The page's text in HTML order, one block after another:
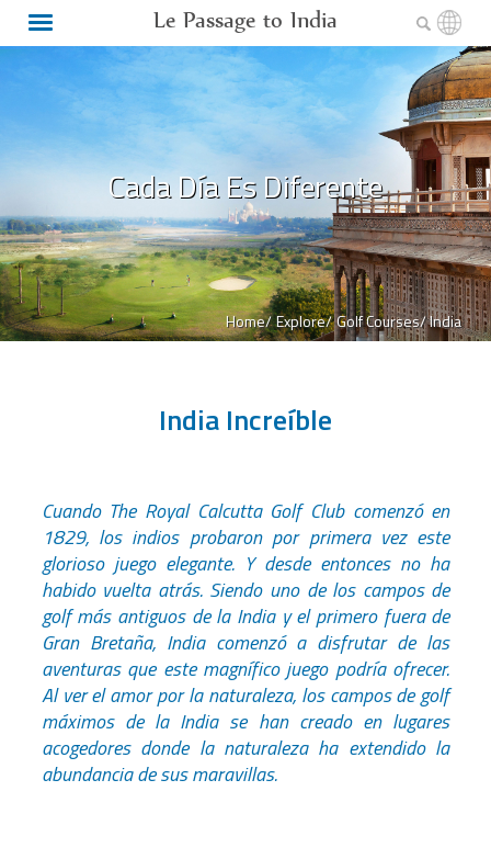
Le Passage to India
Home/Explore/Golf Courses/ India
Cada Día Es Diferente
India Increíble
Cuando The Royal Calcutta Golf Club comenzó en
1829, los indios probaron por primera vez este
glorioso juego elegante. Y desde entonces no ha
habido vuelta atrás. Siendo uno de los campos de
golf más antiguos de la India y el primero fuera de
Gran Bretaña, India comenzó a disfrutar de las
aventuras que este magnífico juego podría ofrecer.
Al ver el amor por la naturaleza, los campos de golf
máximos de la India se han creado en lugares
acogedores donde la naturaleza ha extendido la
abundancia de sus maravillas.